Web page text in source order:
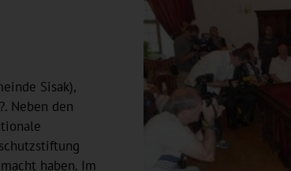
Sisak),
Neben den
haben. Im